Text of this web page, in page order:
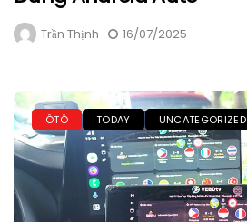
Trần Thịnh 16/07/2025
ÔTÔ TODAY UNCATEGORIZED